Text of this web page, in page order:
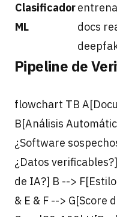
Clasificador
ML
docs
Pipeline de
flowchart TB
B[Análisis
¿Software
¿Datos
de IA?] B -->
& E & F -->